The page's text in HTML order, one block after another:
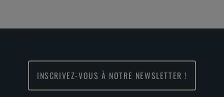
INSCRIVEZ-VOUS À NOTRE NEWSLETTER !